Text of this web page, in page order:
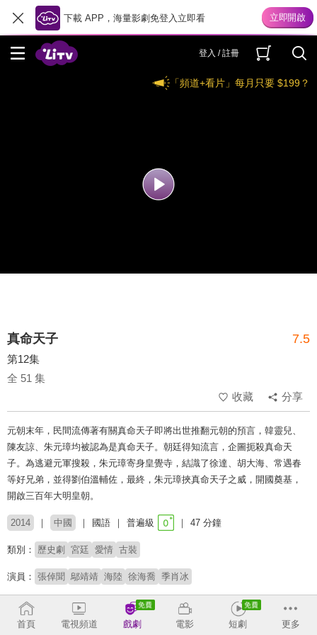
下載 APP，海量影劇免登入立即看
登入 / 註冊
「頻道+看片」每月只要 $199？
真命天子 7.5
第12集
全 51 集
收藏
分享
元朝末年，民間流傳著有關真命天子即將出世推翻元朝的預言，韓靈兒、
陳友諒、朱元璋均被認為是真命天子。朝廷得知流言，企圖扼殺真命天
子。為逃避元軍搜殺，朱元璋寄身皇覺寺，結識了徐達、胡大海、常遇春
等好兄弟，並得劉伯溫輔佐，最終，朱元璋挾真命天子之威，開國奠基，
開啟三百年大明皇朝。
2014 中國 國語 普遍級 47 分鐘
類別： 歷史劇 宮廷 愛情 古裝
演員： 張倬聞 鄔靖靖 海陸 徐海喬 季肖冰
收回
首頁
電視頻道 戲劇 電影 短劇 更多